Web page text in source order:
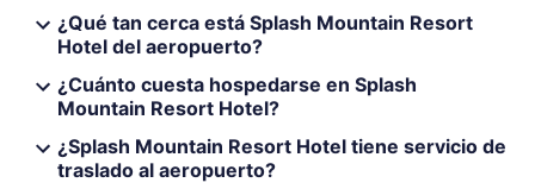
¿Qué tan cerca está Splash Mountain Resort
Hotel del aeropuerto?
¿Cuánto cuesta hospedarse en Splash
Mountain Resort Hotel?
¿Splash Mountain Resort Hotel tiene servicio de
traslado al aeropuerto?